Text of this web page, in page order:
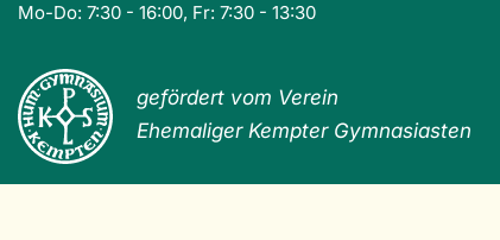
Mo-Do: 7:30 - 16:00, Fr: 7:30 - 13:30
gefördert vom Verein
Ehemaliger Kempter Gymnasiasten